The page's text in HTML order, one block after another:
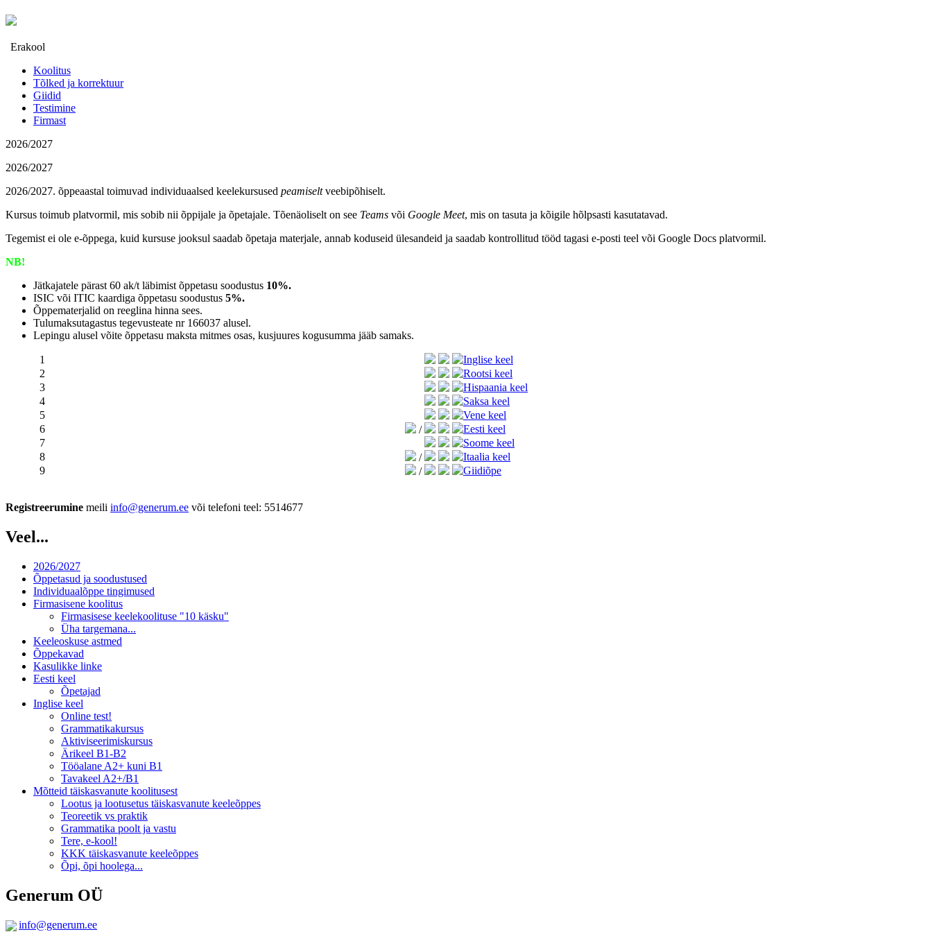
Erakool
Koolitus
Tõlked ja korrektuur
Giidid
Testimine
Firmast
2026/2027
2026/2027
2026/2027. õppeaastal toimuvad individuaalsed keelekursused peamiselt veebipõhiselt.
Kursus toimub platvormil, mis sobib nii õppijale ja õpetajale. Tõenäoliselt on see Teams või Google Meet, mis on tasuta ja kõigile hõlpsasti kasutatavad.
Tegemist ei ole e-õppega, kuid kursuse jooksul saadab õpetaja materjale, annab koduseid ülesandeid ja saadab kontrollitud tööd tagasi e-posti teel või Google Docs platvormil.
NB!
Jätkajatele pärast 60 ak/t läbimist õppetasu soodustus 10%.
ISIC või ITIC kaardiga õppetasu soodustus 5%.
Õppematerjalid on reeglina hinna sees.
Tulumaksutagastus tegevusteate nr 166037 alusel.
Lepingu alusel võite õppetasu maksta mitmes osas, kusjuures kogusumma jääb samaks.
1
Inglise keel
2
Rootsi keel
3
Hispaania keel
4
Saksa keel
5
Vene keel
6
/
Eesti keel
7
Soome keel
8
/
Itaalia keel
9
/ Giidiõpe
Registreerumine meili info@generum.ee või telefoni teel: 5514677
Veel...
2026/2027
Õppetasud ja soodustused
Individuaalõppe tingimused
Firmasisene koolitus
Firmasisese keelekoolituse "10 käsku"
Üha targemana...
Keeleoskuse astmed
Õppekavad
Kasulikke linke
Eesti keel
Õpetajad
Inglise keel
Online test!
Grammatikakursus
Aktiviseerimiskursus
Ärikeel B1-B2
Tööalane A2+ kuni B1
Tavakeel A2+/B1
Mõtteid täiskasvanute koolitusest
Lootus ja lootusetus täiskasvanute keeleõppes
Teoreetik vs praktik
Grammatika poolt ja vastu
Tere, e-kool!
KKK täiskasvanute keeleõppes
Õpi, õpi hoolega...
Generum OÜ
info@generum.ee